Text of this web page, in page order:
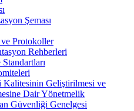
Şeması
Protokoller
Rehberleri
Kalitesinin Geliştirilmesi ve
Dair Yönetmelik
Güvenliği Genelgesi